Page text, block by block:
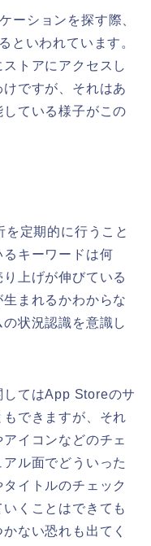
ーションを探す際、
といわれています。
トアにアクセスし
ですが、それはあ
ている様子がこの
定期的に行うこと
キーワードは何
上げが伸びている
まれるかわからな
状況認識を意識し
てはApp Storeのサ
できますが、それ
イコンなどのチェ
ル面でどういった
イトルのチェック
くことはできても
ない恐れも出てく